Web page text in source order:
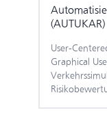
(AUTUKAR)
User-
Graphical